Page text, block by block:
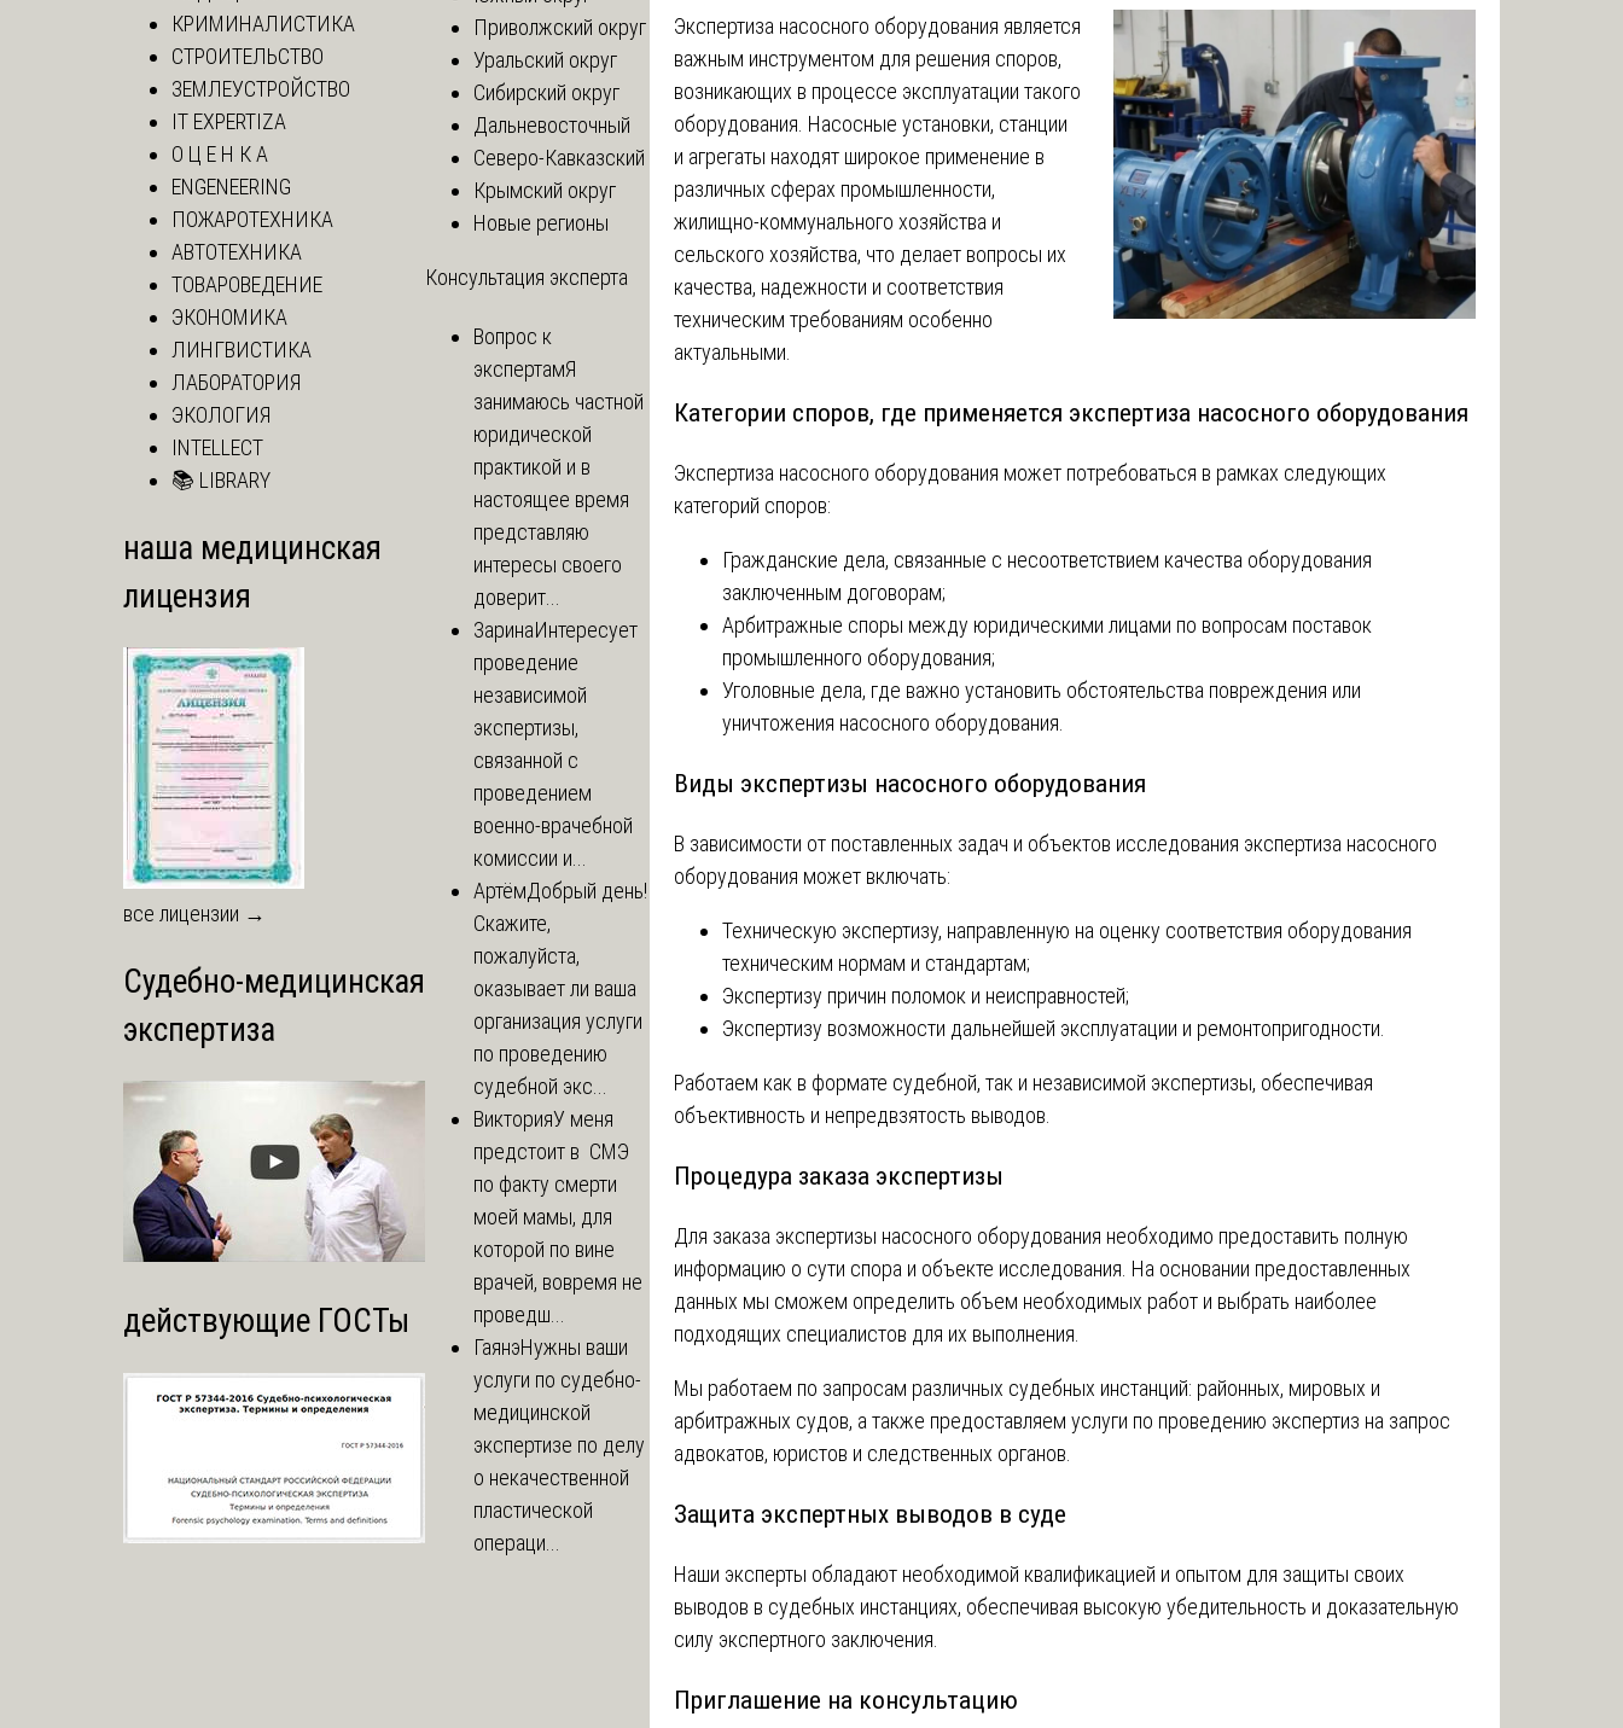
Экспертиза насосного оборудования является
важным инструментом для решения споров,
возникающих в процессе эксплуатации такого
оборудования. Насосные установки, станции
и агрегаты находят широкое применение в
различных сферах промышленности,
жилищно-коммунального хозяйства и
сельского хозяйства, что делает вопросы их
качества, надежности и соответствия
техническим требованиям особенно
актуальными.
Категории споров, где применяется экспертиза насосного оборудования
Экспертиза насосного оборудования может потребоваться в рамках следующих
категорий споров:
Гражданские дела, связанные с несоответствием качества оборудования
заключенным договорам;
Арбитражные споры между юридическими лицами по вопросам поставок
промышленного оборудования;
Уголовные дела, где важно установить обстоятельства повреждения или
уничтожения насосного оборудования.
Виды экспертизы насосного оборудования
В зависимости от поставленных задач и объектов исследования экспертиза насосного
оборудования может включать:
Техническую экспертизу, направленную на оценку соответствия оборудования
техническим нормам и стандартам;
Экспертизу причин поломок и неисправностей;
Экспертизу возможности дальнейшей эксплуатации и ремонтопригодности.
Работаем как в формате судебной, так и независимой экспертизы, обеспечивая
объективность и непредвзятость выводов.
Процедура заказа экспертизы
Для заказа экспертизы насосного оборудования необходимо предоставить полную
информацию о сути спора и объекте исследования. На основании предоставленных
данных мы сможем определить объем необходимых работ и выбрать наиболее
подходящих специалистов для их выполнения.
Мы работаем по запросам различных судебных инстанций: районных, мировых и
арбитражных судов, а также предоставляем услуги по проведению экспертиз на запрос
адвокатов, юристов и следственных органов.
Защита экспертных выводов в суде
Наши эксперты обладают необходимой квалификацией и опытом для защиты своих
выводов в судебных инстанциях, обеспечивая высокую убедительность и доказательную
силу экспертного заключения.
Приглашение на консультацию
КРИМИНАЛИСТИКА
СТРОИТЕЛЬСТВО
ЗЕМЛЕУСТРОЙСТВО
IT EXPERTIZA
О Ц Е Н К А
ENGENEERING
ПОЖАРОТЕХНИКА
АВТОТЕХНИКА
ТОВАРОВЕДЕНИЕ
ЭКОНОМИКА
ЛИНГВИСТИКА
ЛАБОРАТОРИЯ
ЭКОЛОГИЯ
INTELLECT
📚 LIBRARY
наша медицинская
лицензия
все лицензии →
Судебно-медицинская
экспертиза
действующие ГОСТы
Приволжский округ
Уральский округ
Сибирский округ
Дальневосточный
Северо-Кавказский
Крымский округ
Новые регионы
Консультация эксперта
Вопрос к
экспертамЯ
занимаюсь частной
юридической
практикой и в
настоящее время
представляю
интересы своего
доверит...
ЗаринаИнтересует
проведение
независимой
экспертизы,
связанной с
проведением
военно-врачебной
комиссии и...
АртёмДобрый день!
Скажите,
пожалуйста,
оказывает ли ваша
организация услуги
по проведению
судебной экс...
ВикторияУ меня
предстоит в СМЭ
по факту смерти
моей мамы, для
которой по вине
врачей, вовремя не
проведш...
ГаянэНужны ваши
услуги по судебно-
медицинской
экспертизе по делу
о некачественной
пластической
операци...